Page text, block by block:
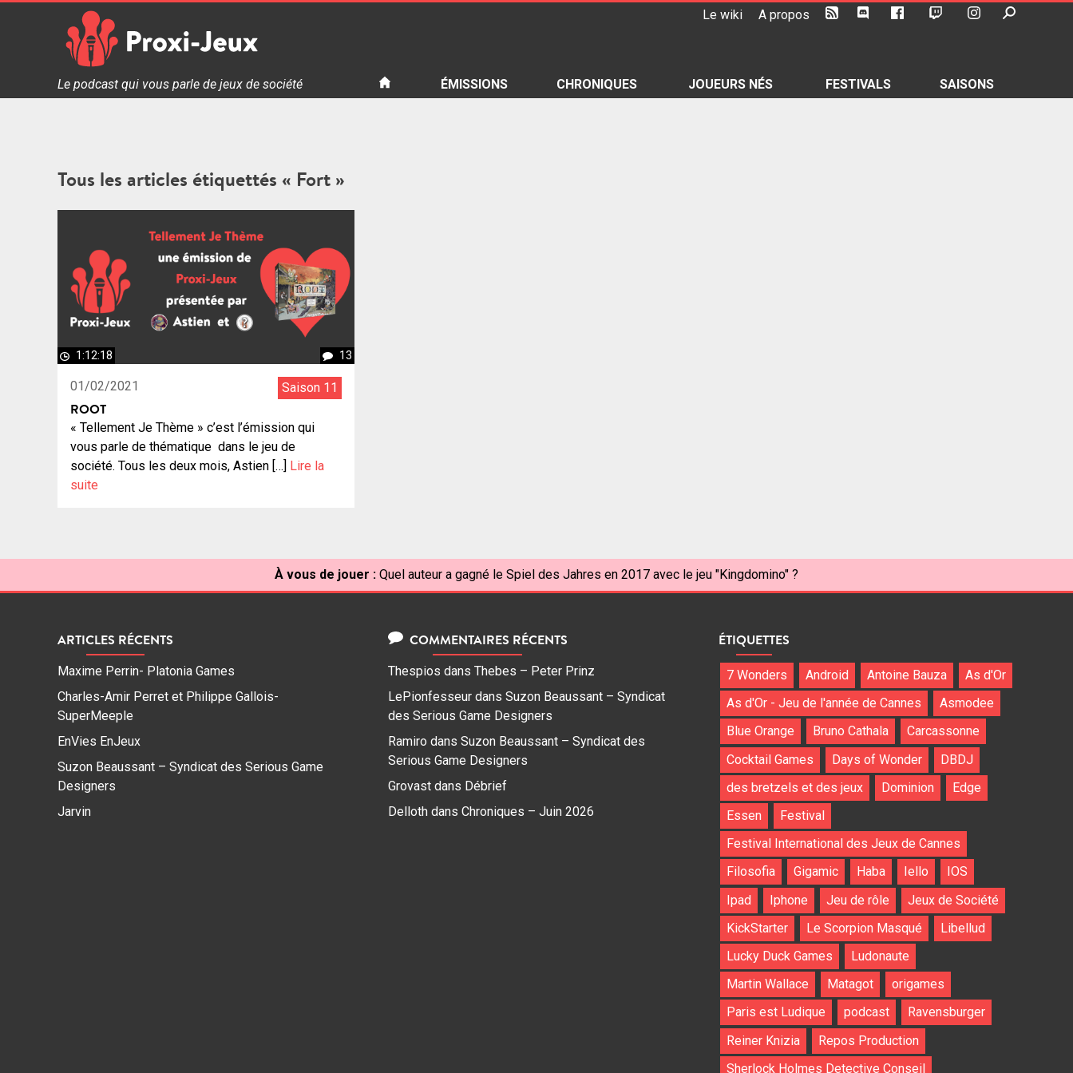
Le wiki A propos
Proxi Jeux - Le podcast qui vous parle de jeux de société
Le podcast qui vous parle de jeux de société ÉMISSIONS CHRONIQUES JOUEURS NÉS FESTIVALS SAISONS
Tous les articles étiquettés « Fort »
1:12:18 13
01/02/2021 Saison 11
ROOT
« Tellement Je Thème » c’est l’émission qui
vous parle de thématique dans le jeu de
société. Tous les deux mois, Astien […]
Lire la
suite
À vous de jouer : Quel auteur a gagné le Spiel des Jahres en 2017 avec le jeu "Kingdomino" ?
ARTICLES RÉCENTS
Maxime Perrin- Platonia Games
Charles-Amir Perret et Philippe Gallois-
SuperMeeple
EnVies EnJeux
Suzon Beaussant – Syndicat des Serious Game
Designers
Jarvin
COMMENTAIRES RÉCENTS
Thespios dans Thebes – Peter Prinz
LePionfesseur dans Suzon Beaussant – Syndicat
des Serious Game Designers
Ramiro dans Suzon Beaussant – Syndicat des
Serious Game Designers
Grovast dans Débrief
Delloth dans Chroniques – Juin 2026
ÉTIQUETTES
7 Wonders Android Antoine Bauza
As d'Or
As d'Or - Jeu de l'année de Cannes
Asmodee
Blue Orange
Bruno Cathala
Carcassonne
Cocktail Games
Days of Wonder
DBDJ
des bretzels et des jeux
Dominion
Edge
Essen
Festival
Festival International des Jeux de Cannes
Filosofia
Gigamic Haba Iello
IOS
Ipad
Iphone Jeu de rôle
Jeux de Société
KickStarter
Le Scorpion Masqué
Libellud
Lucky Duck Games
Ludonaute
Martin Wallace
Matagot
origames
Paris est Ludique
podcast
Ravensburger
Reiner Knizia
Repos Production
Sherlock Holmes Detective Conseil